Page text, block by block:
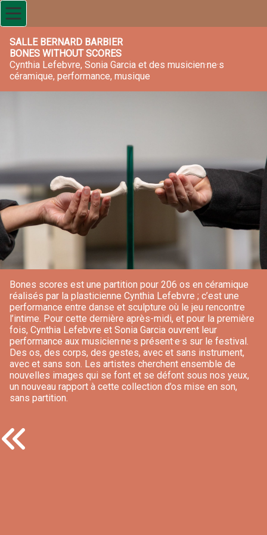
SALLE BERNARD BARBIER
BONES WITHOUT SCORES
Cynthia Lefebvre, Sonia Garcia et des musicien·ne·s
céramique, performance, musique
Bones scores est une partition pour 206 os en céramique
réalisés par la plasticienne Cynthia Lefebvre ; c’est une
performance entre danse et sculpture où le jeu rencontre
l’intime. Pour cette dernière après-midi, et pour la première
fois, Cynthia Lefebvre et Sonia Garcia ouvrent leur
performance aux musicien·ne·s présent·e·s sur le festival.
Des os, des corps, des gestes, avec et sans instrument,
avec et sans son. Les artistes cherchent ensemble de
nouvelles images qui se font et se défont sous nos yeux,
un nouveau rapport à cette collection d’os mise en son,
sans partition.